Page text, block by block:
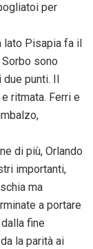
per
lato Pisapia fa il
sono
punti. Il
ritmata. Ferri e
di più, Orlando
importanti,
ma
a portare
fine
la parità ai